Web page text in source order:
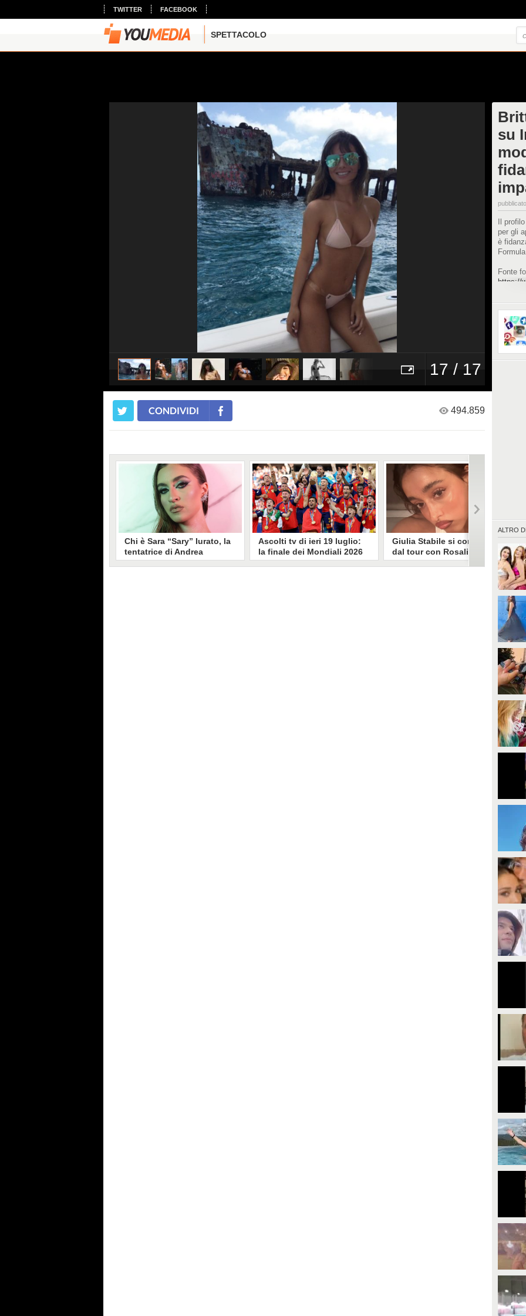
TWITTER FACEBOOK
SPETTACOLO
17 / 17
su
Il
per gli
è
Fonte
https://
ALTRO DI
CONDIVIDI 494.859
Chi è Sara “Sary” Iurato, la
tentatrice di Andrea
Petraroli a Temptation
Ascolti tv di ieri 19 luglio:
la finale dei Mondiali 2026
Spagna-Argentina
Giulia Stabile si confessa
dal tour con Rosalia: "Non
sono stata bene, costretta
ballo di Rosalia, Giulia Stabile si è
altri. A volte è già dentro di noi".